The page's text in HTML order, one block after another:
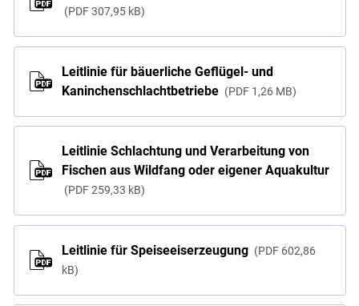
PDF 307,95 kB
Leitlinie für bäuerliche Geflügel- und
Kaninchenschlachtbetriebe
PDF 1,26 MB
Leitlinie Schlachtung und Verarbeitung von
Fischen aus Wildfang oder eigener Aquakultur
PDF 259,33 kB
Leitlinie für Speiseeiserzeugung PDF 602,86
kB